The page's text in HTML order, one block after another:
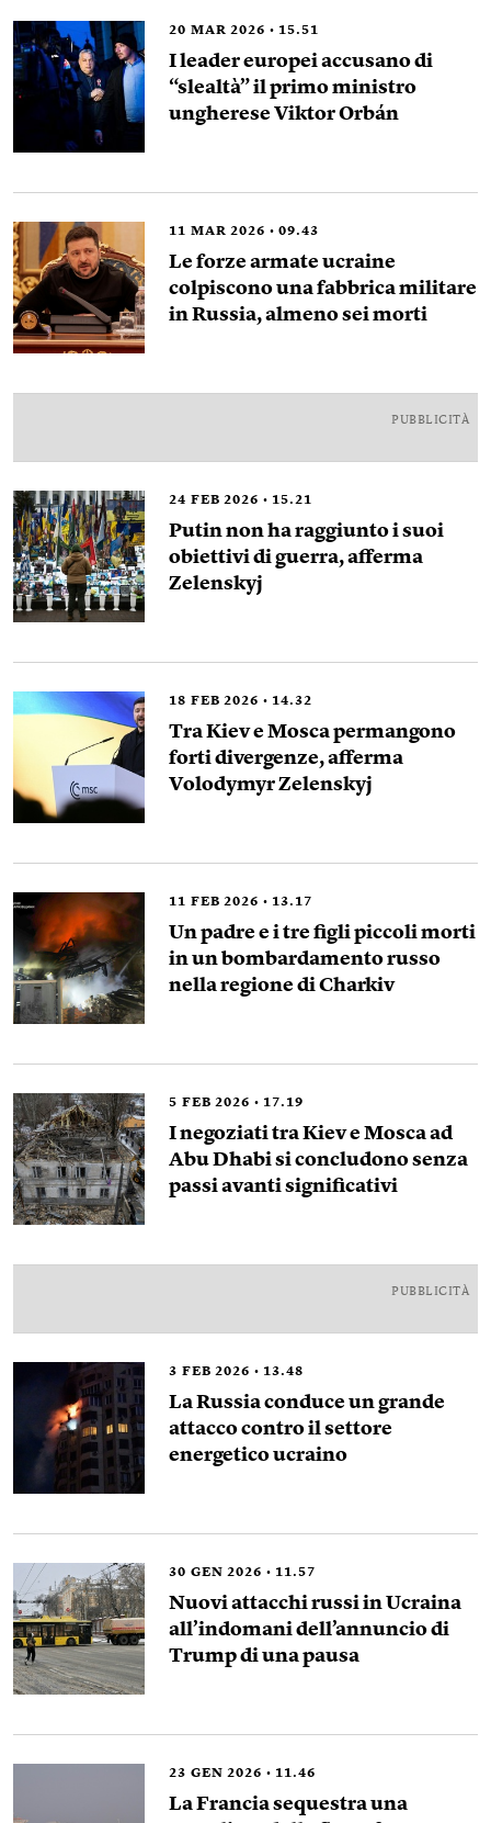
20 MAR 2026 15.51
I leader europei accusano di
“slealtà” il primo ministro
ungherese Viktor Orbán
11 MAR 2026 09.43
Le forze armate ucraine
colpiscono una fabbrica militare
in Russia, almeno sei morti
PUBBLICITÀ
24 FEB 2026 15.21
Putin non ha raggiunto i suoi
obiettivi di guerra, afferma
Zelenskyj
18 FEB 2026 14.32
Tra Kiev e Mosca permangono
forti divergenze, afferma
Volodymyr Zelenskyj
11 FEB 2026 13.17
Un padre e i tre figli piccoli morti
in un bombardamento russo
nella regione di Charkiv
5 FEB 2026 17.19
I negoziati tra Kiev e Mosca ad
Abu Dhabi si concludono senza
passi avanti significativi
PUBBLICITÀ
3 FEB 2026 13.48
La Russia conduce un grande
attacco contro il settore
energetico ucraino
30 GEN 2026 11.57
Nuovi attacchi russi in Ucraina
all’indomani dell’annuncio di
Trump di una pausa
23 GEN 2026 11.46
La Francia sequestra una